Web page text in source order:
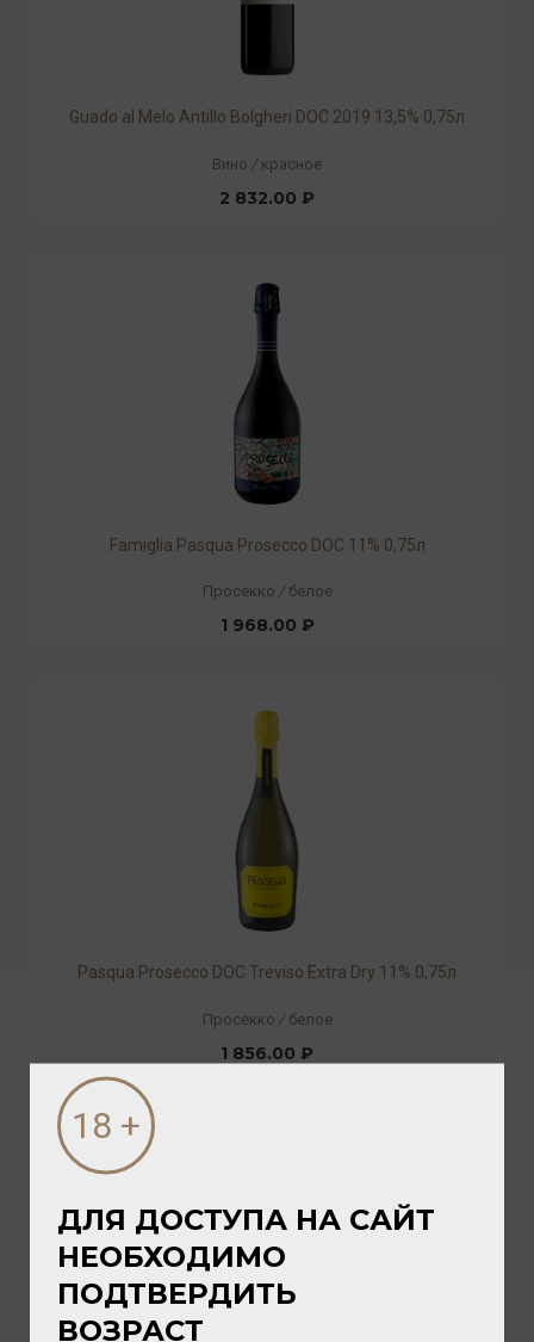
Guado al Melo Antillo Bolgheri DOC 2019 13,5% 0,75л
Вино / красное
2 832.00 ₽
Famiglia Pasqua Prosecco DOC 11% 0,75л
Просекко / белое
1 968.00 ₽
Pasqua Prosecco DOC Treviso Extra Dry 11% 0,75л
Просекко / белое
1 856.00 ₽
ДЛЯ ДОСТУПА НА САЙТ
НЕОБХОДИМО
ПОДТВЕРДИТЬ
ВОЗРАСТ